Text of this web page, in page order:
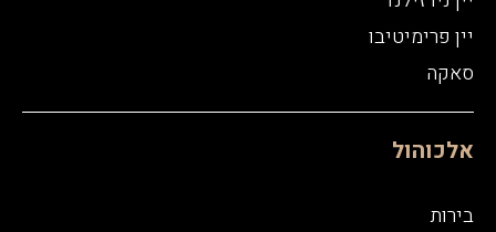
יין פרימיטיבו
סאקה
אלכוהול
בירות